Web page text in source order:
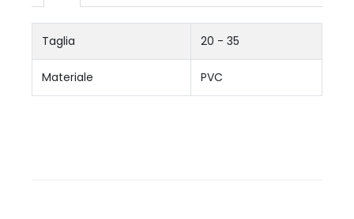
Taglia 20 - 35
Materiale PVC